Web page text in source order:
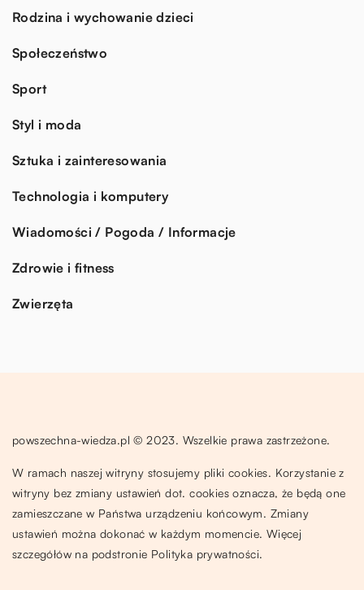
Rodzina i wychowanie dzieci
Społeczeństwo
Sport
Styl i moda
Sztuka i zainteresowania
Technologia i komputery
Wiadomości / Pogoda / Informacje
Zdrowie i fitness
Zwierzęta
powszechna-wiedza.pl © 2023. Wszelkie prawa zastrzeżone.
W ramach naszej witryny stosujemy pliki cookies. Korzystanie z
witryny bez zmiany ustawień dot. cookies oznacza, że będą one
zamieszczane w Państwa urządzeniu końcowym. Zmiany
ustawień można dokonać w każdym momencie. Więcej
szczegółów na podstronie Polityka prywatności.